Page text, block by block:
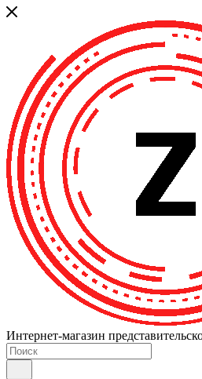
Интернет-магазин